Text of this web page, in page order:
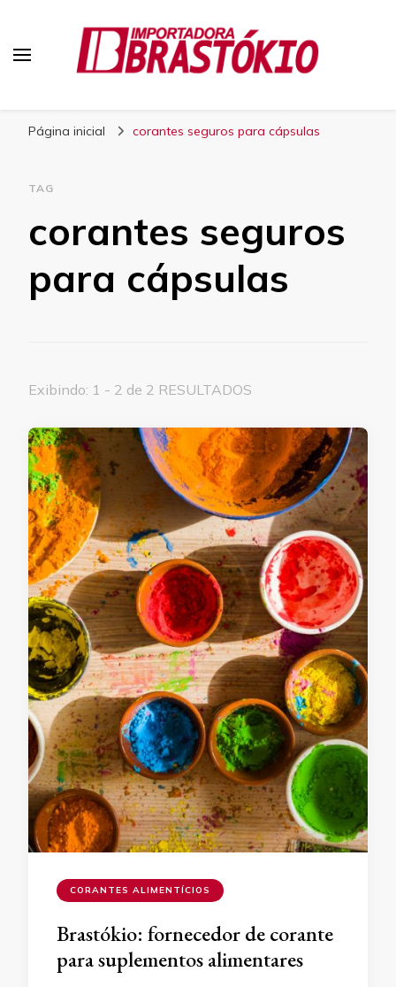
Página inicial corantes seguros para cápsulas
TAG
corantes seguros
para cápsulas
Exibindo: 1 - 2 de 2 RESULTADOS
CORANTES ALIMENTÍCIOS
Brastókio: fornecedor de corante
para suplementos alimentares